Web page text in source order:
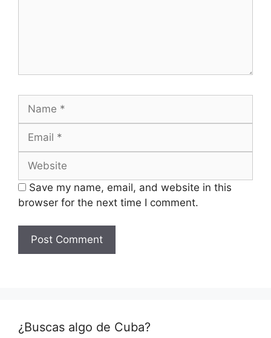
Save my name, email, and website in this
browser for the next time I comment.
¿Buscas algo de Cuba?